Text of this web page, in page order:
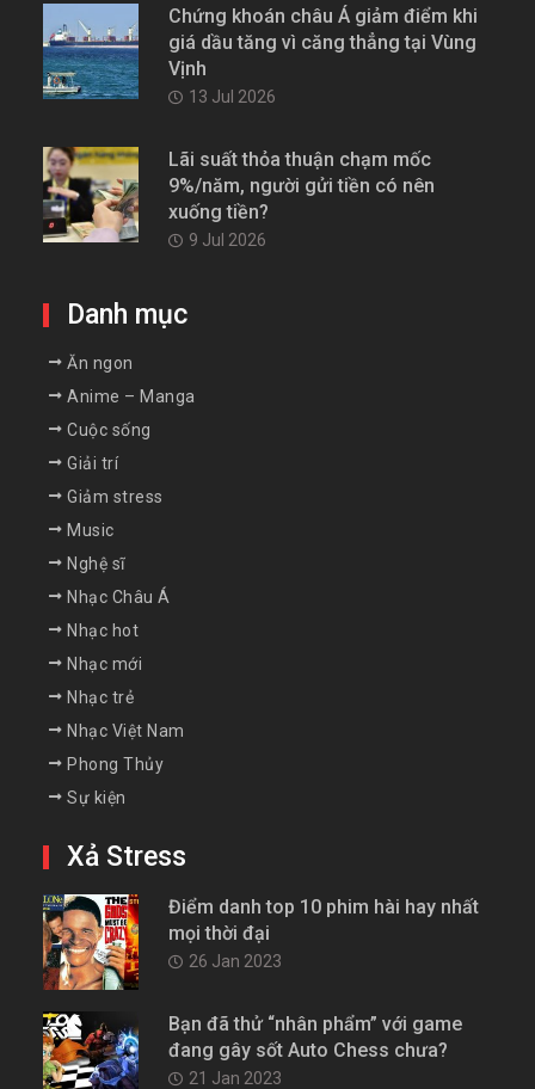
Chứng khoán châu Á giảm điểm khi
giá dầu tăng vì căng thẳng tại Vùng
Vịnh
13 Jul 2026
Lãi suất thỏa thuận chạm mốc
9%/năm, người gửi tiền có nên
xuống tiền?
9 Jul 2026
Danh mục
Ăn ngon
Anime – Manga
Cuộc sống
Giải trí
Giảm stress
Music
Nghệ sĩ
Nhạc Châu Á
Nhạc hot
Nhạc mới
Nhạc trẻ
Nhạc Việt Nam
Phong Thủy
Sự kiện
Xả Stress
Điểm danh top 10 phim hài hay nhất
mọi thời đại
26 Jan 2023
Bạn đã thử “nhân phẩm” với game
đang gây sốt Auto Chess chưa?
21 Jan 2023